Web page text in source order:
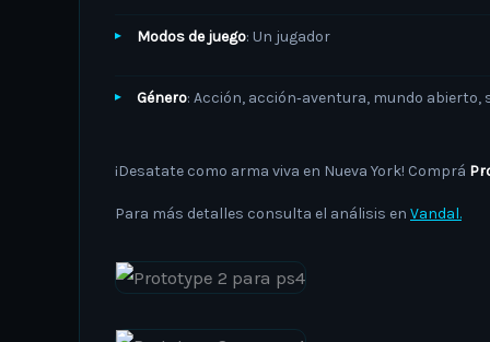
Modos de juego: Un jugador
Género: Acción, acción‑aventura, mundo abierto,
¡Desatate como arma viva en Nueva York! Comprá
Para más detalles consulta el análisis en Vandal.